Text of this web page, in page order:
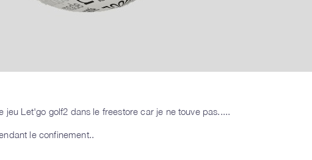
Let'go golf2 dans le freestore car je ne touve pas.....
le confinement..